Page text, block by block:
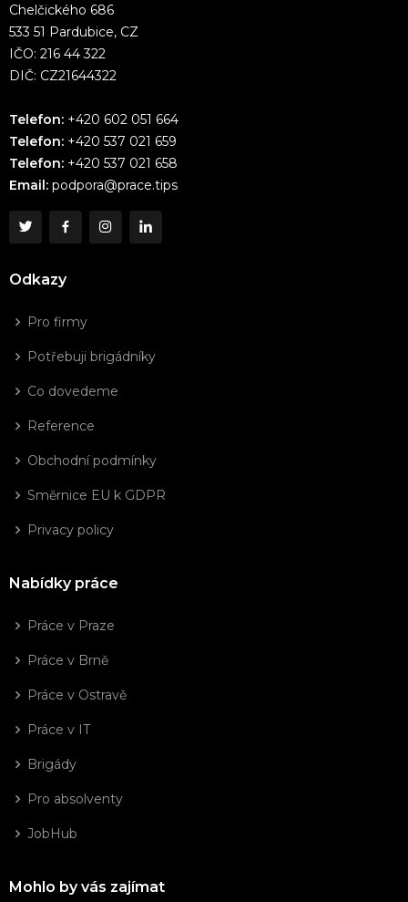
Chelčického 686
533 51 Pardubice, CZ
IČO: 216 44 322
DIČ: CZ21644322
Telefon: +420 602 051 664
Telefon: +420 537 021 659
Telefon: +420 537 021 658
Email: podpora@prace.tips
Odkazy
Pro firmy
Potřebuji brigádníky
Co dovedeme
Reference
Obchodní podmínky
Směrnice EU k GDPR
Privacy policy
Nabídky práce
Práce v Praze
Práce v Brně
Práce v Ostravě
Práce v IT
Brigády
Pro absolventy
JobHub
Mohlo by vás zajímat